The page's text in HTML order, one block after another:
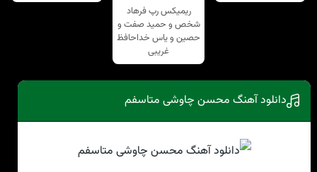
ریمیکس رپ فرهاد
شخص و حمید صفت و
حصین و یاس خداحافظ
غریبی
دانلود آهنگ محسن چاوشی متاسفم